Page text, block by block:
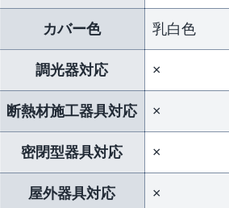
カバー色 乳白色
調光器対応 ×
断熱材施工器具対応 ×
密閉型器具対応 ×
屋外器具対応 ×